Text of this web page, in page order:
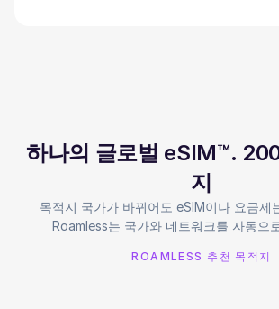
하나의 글로벌 eSIM™.
지
목적지 국가가 바뀌어도 eSIM이나 요금제
Roamless는 국가와 네트워크를 자동으
ROAMLESS 추천 목적지